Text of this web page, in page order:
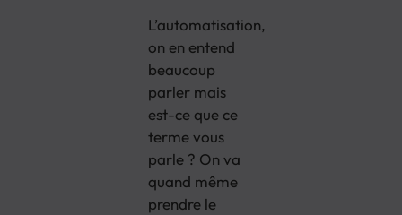
L’automatisation,
on en entend
beaucoup
parler mais
est-ce que ce
terme vous
parle ? On va
quand même
prendre le